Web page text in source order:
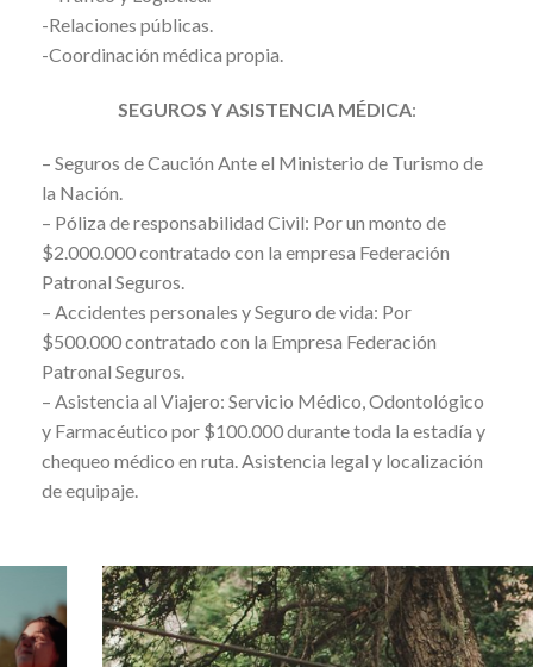
-Relaciones públicas.
-Coordinación médica propia.
SEGUROS Y ASISTENCIA MÉDICA:
– Seguros de Caución Ante el Ministerio de Turismo de
la Nación.
– Póliza de responsabilidad Civil: Por un monto de
$2.000.000 contratado con la empresa Federación
Patronal Seguros.
– Accidentes personales y Seguro de vida: Por
$500.000 contratado con la Empresa Federación
Patronal Seguros.
– Asistencia al Viajero: Servicio Médico, Odontológico
y Farmacéutico por $100.000 durante toda la estadía y
chequeo médico en ruta. Asistencia legal y localización
de equipaje.